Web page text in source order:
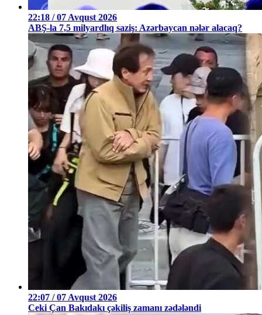
22:18 / 07 Avqust 2026
ABŞ-la 7,5 milyardlıq saziş: Azərbaycan nələr alacaq?
22:07 / 07 Avqust 2026
Ceki Çan Bakıdakı çəkiliş zamanı zədələndi